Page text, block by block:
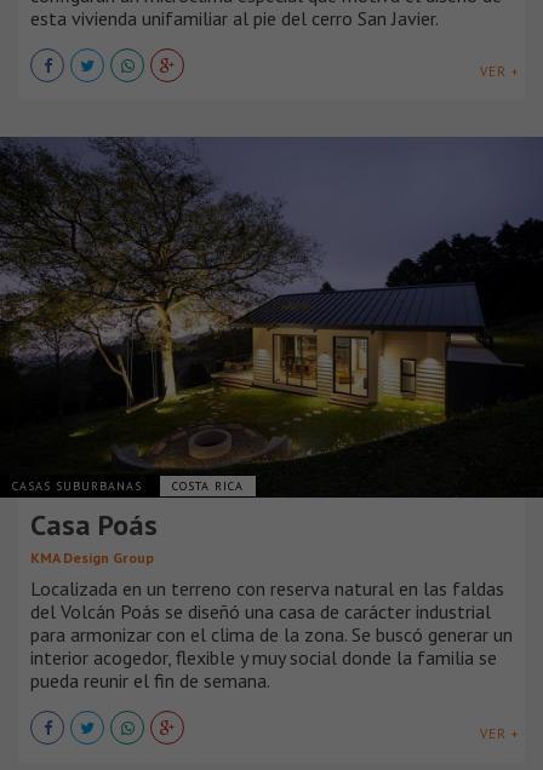
esta vivienda unifamiliar al pie del cerro San Javier.
VER +
CASAS SUBURBANAS COSTA RICA
Casa Poás
KMA Design Group
Localizada en un terreno con reserva natural en las faldas
del Volcán Poás se diseñó una casa de carácter industrial
para armonizar con el clima de la zona. Se buscó generar un
interior acogedor, flexible y muy social donde la familia se
pueda reunir el fin de semana.
VER +